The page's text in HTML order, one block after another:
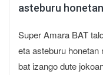
asteburu honetan
Super Amara BAT
eta asteburu
bat izango dute